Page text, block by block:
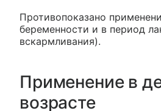
Противопоказано
беременности и в период
вскармливания).
Применение в
возрасте